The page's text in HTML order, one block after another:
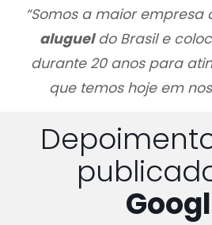
“Somos a maior empresa
alugueldo Brasil e
durante 20 anos para
que temos hoje em